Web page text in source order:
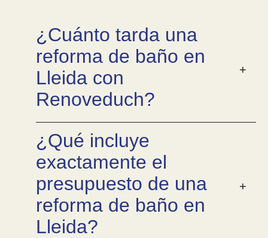
¿Cuánto tarda una
reforma de baño en
Lleida con
Renoveduch?
¿Qué incluye
exactamente el
presupuesto de una
reforma de baño en
Lleida?